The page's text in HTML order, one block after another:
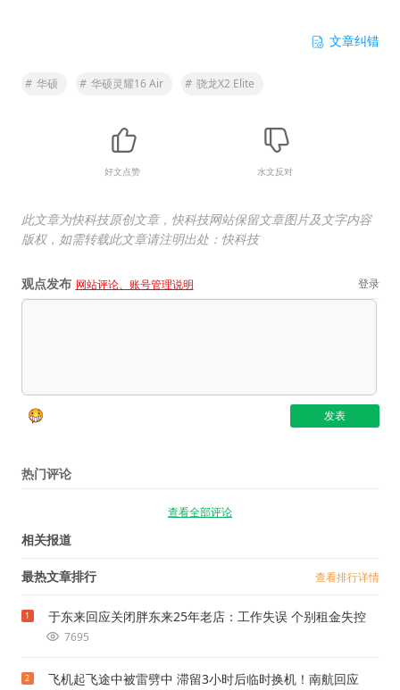
文章纠错
# 华硕 # 华硕灵耀16 Air # 骁龙X2 Elite
好文点赞 水文反对
此文章为快科技原创文章，快科技网站保留文章图片及文字内容
版权，如需转载此文章请注明出处：快科技
观点发布 网站评论、账号管理说明 登录
热门评论
查看全部评论
相关报道
最热文章排行 查看排行详情
1 于东来回应关闭胖东来25年老店：工作失误 个别租金失控
7695
2 飞机起飞途中被雷劈中 滞留3小时后临时换机！南航回应